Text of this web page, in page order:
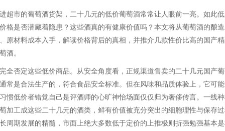
超市的葡萄酒货架，二十几元的低价葡萄酒常常让人眼前一亮。如此
格是否潜藏着隐患？这些酒真的有健康价值吗？本文将从葡萄酒的酿
原材料成本入手，解读价格背后的真相，并推介几款性价比高的国产
酒。
全否定这些低价商品。从安全角度看，正规渠道售卖的二十几元国产
常是合法生产的，符合食品安全标准。但在风味和品质体验上，它可
惯低价者错觉自己是评酒师的心旷神怡场面仅仅归为奢侈传言。一线
加工成这些二十几元的酒类，鲜有价值被充分突出的细胞理性与保存
周期发展的精髓，市面上绝大多数低于定价的上推极则折强勉强基本